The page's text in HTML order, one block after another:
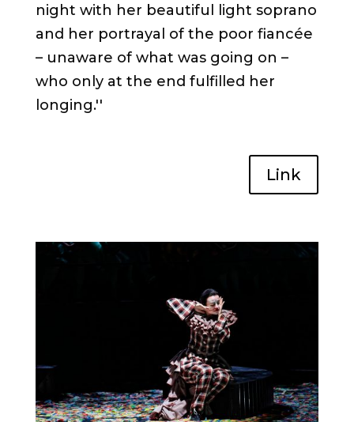
night with her beautiful light soprano
and her portrayal of the poor fiancée
– unaware of what was going on –
who only at the end fulfilled her
longing.''
Link